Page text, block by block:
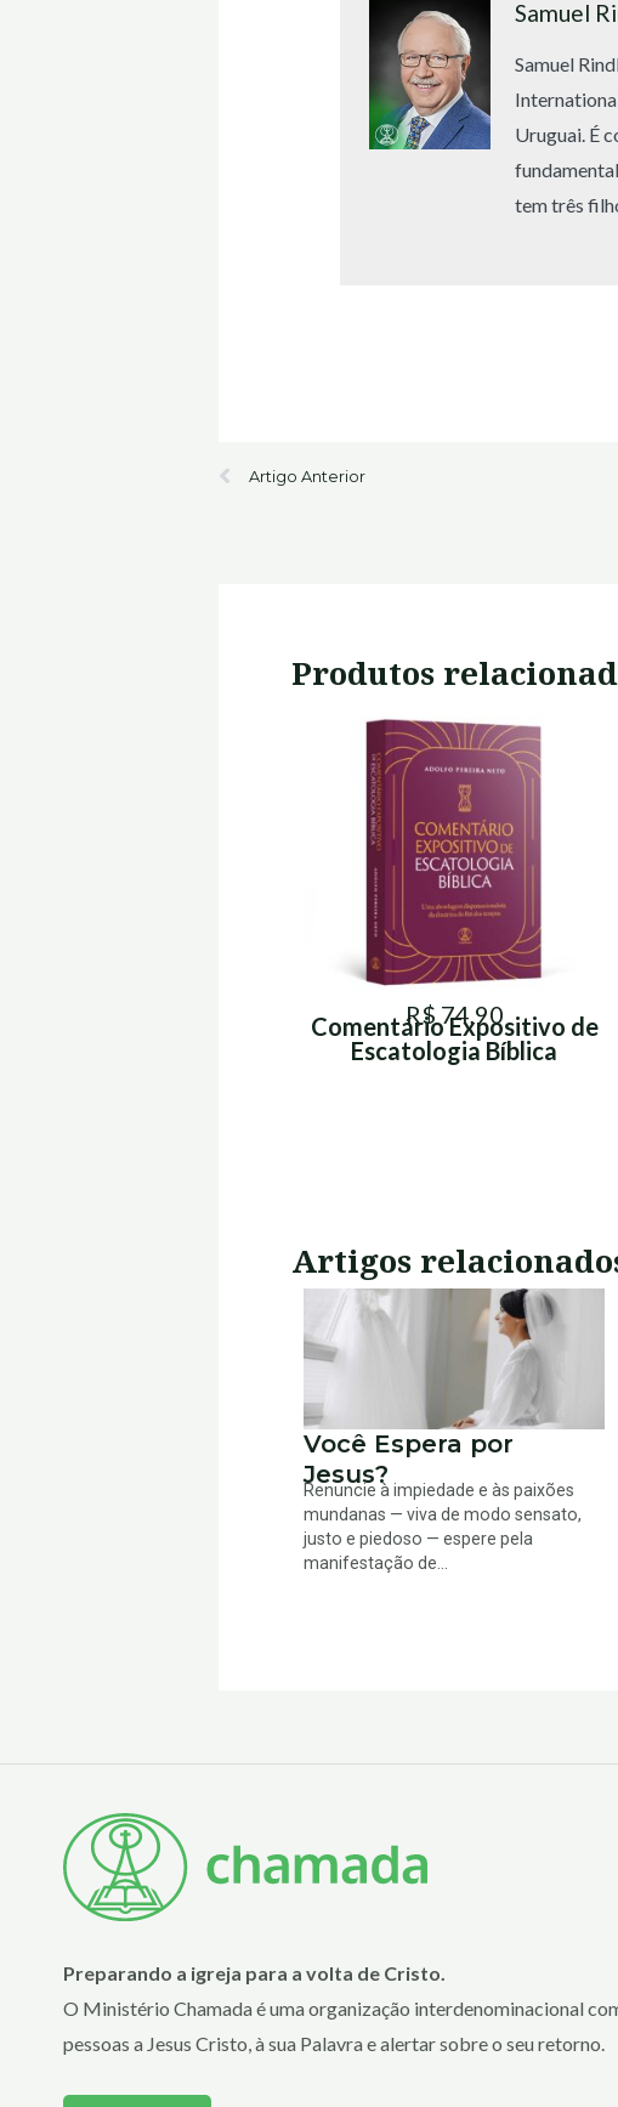
Samuel
Samuel
Uruguai. É
tem três
Prev
Artigo Anterior
Produtos
R$ 74,90
Comentário Expositivo de
Escatologia Bíblica
Artigos
Você Espera por
Jesus?
Renuncie à impiedade e às paixões
mundanas — viva de modo sensato,
justo e piedoso — espere pela
manifestação de...
Preparando a igreja para a volta de Cristo.
O Ministério Chamada é uma organização interdenominacional
pessoas a Jesus Cristo, à sua Palavra e alertar sobre o seu retorno.